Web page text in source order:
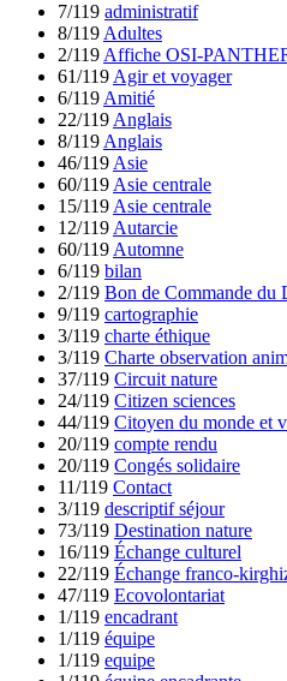
7/119 administratif
8/119Adultes
2/119Affiche OSI-
61/119Agir et voyager
6/119Amitié
22/119Anglais
8/119Anglais
46/119Asie
60/119Asie centrale
15/119Asie centrale
12/119Autarcie
60/119Automne
6/119 bilan
2/119 Bon de Commande du
9/119 cartographie
3/119 charte éthique
3/119 Charte observation
37/119 Circuit nature
24/119 Citizen sciences
44/119 Citoyen du monde et
20/119 compte rendu
20/119 Congés solidaire
11/119 Contact
3/119 descriptif séjour
73/119 Destination nature
16/119 Échange culturel
22/119 Échange franco-
47/119 Ecovolontariat
1/119 encadrant
1/119 équipe
1/119 equipe